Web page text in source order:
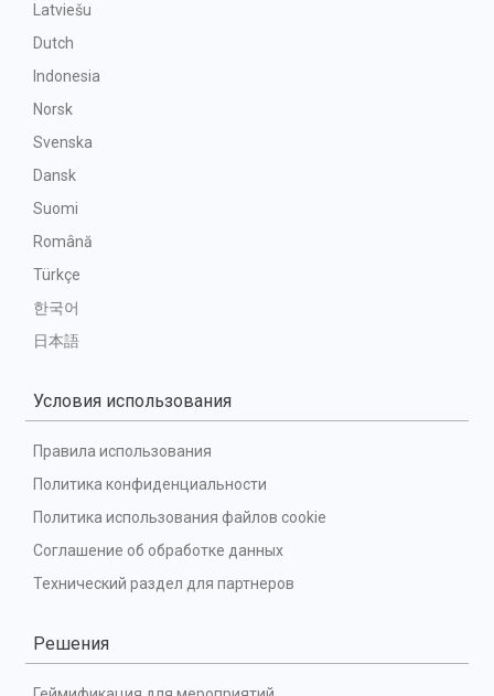
Latviešu
Dutch
Indonesia
Norsk
Svenska
Dansk
Suomi
Română
Türkçe
한국어
日本語
Условия использования
Правила использования
Политика конфиденциальности
Политика использования файлов cookie
Соглашение об обработке данных
Технический раздел для партнеров
Решения